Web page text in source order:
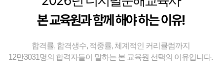
본 교육원과 함께 해야 하는 이유!
합격률, 합격생수, 적중률, 체계적인 커리큘럼까지
12만3031명의 합격자들이 말하는 본 교육원 선택의 이유입니다.